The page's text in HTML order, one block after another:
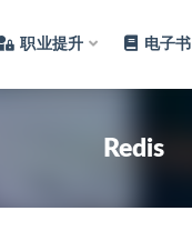
职业提升 电子书
Redis